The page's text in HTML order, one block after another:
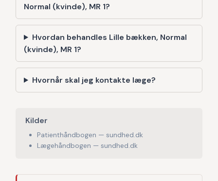
Normal (kvinde), MR 1?
Hvordan behandles Lille bækken, Normal
(kvinde), MR 1?
Hvornår skal jeg kontakte læge?
Kilder
Patienthåndbogen — sundhed.dk
Lægehåndbogen — sundhed.dk